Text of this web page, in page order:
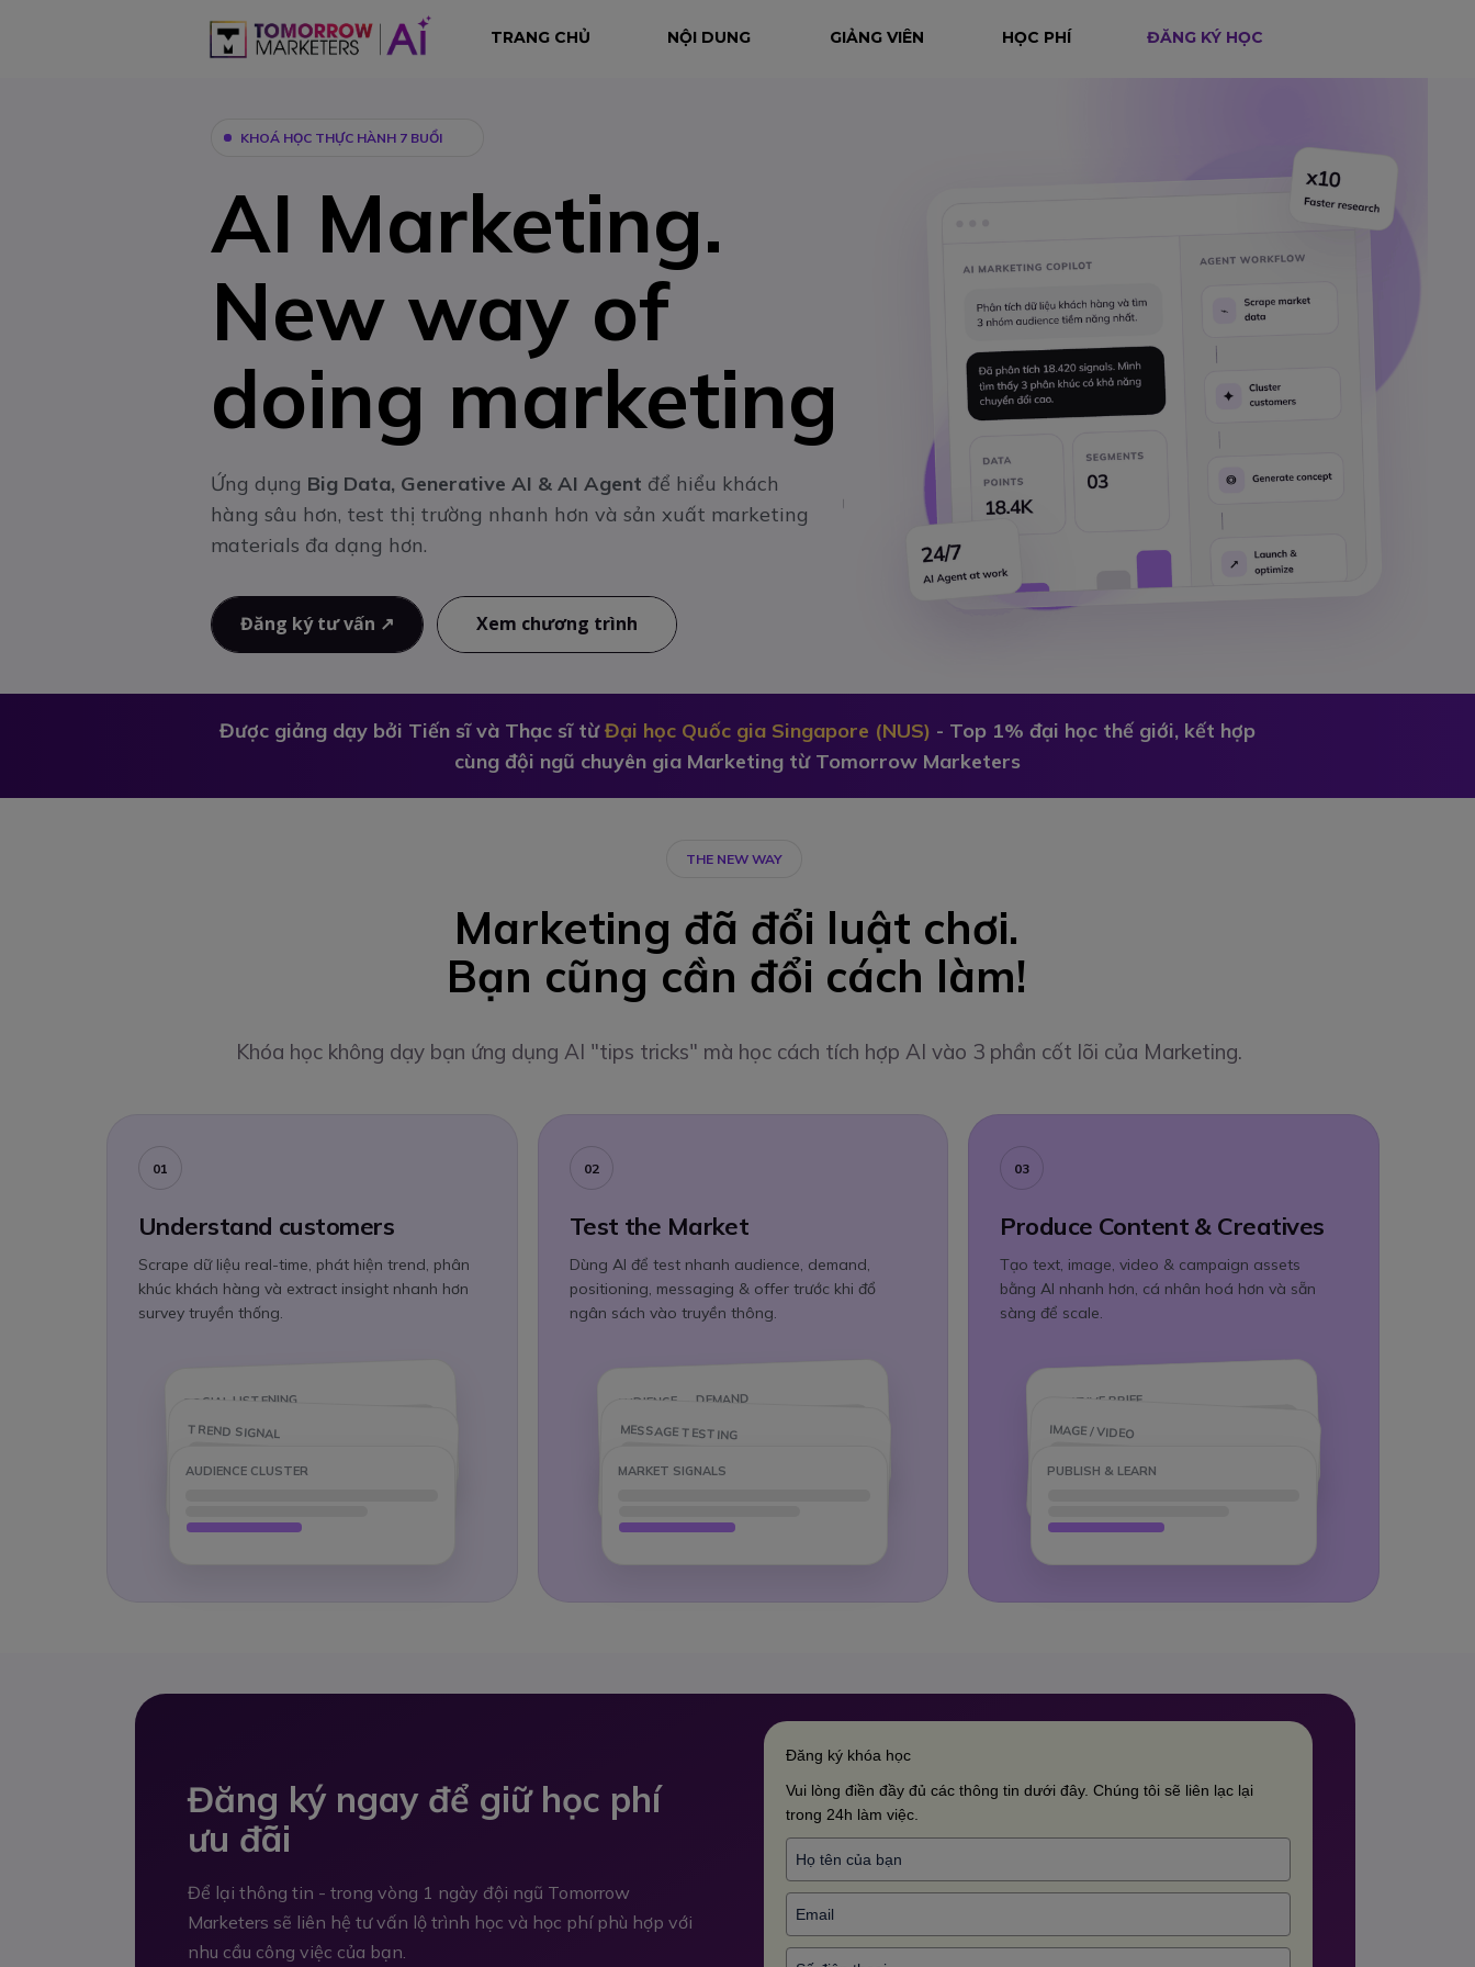
NỘI DUNG HỌC PHÍ ĐĂNG KÝ HỌC
TRANG CHỦ GIẢNG VIÊN
Đăng ký tư vấn ↗ Xem chương trình
KHOÁ HỌC THỰC HÀNH 7 BUỔI
Ứng dụng Big Data, Generative AI & AI Agent để hiểu khách
hàng sâu hơn, test thị trường nhanh hơn và sản xuất marketing
materials đa dạng hơn.
AI Marketing.
New way of
doing marketing
Được giảng dạy bởi Tiến sĩ và Thạc sĩ từĐại học Quốc gia Singapore (NUS) - Top 1% đại học thế giới, kết hợp
cùng đội ngũ chuyên gia Marketing từ Tomorrow Marketers
01
Understand customers
Scrape dữ liệu real-time, phát hiện trend, phân
khúc khách hàng và extract insight nhanh hơn
survey truyền thống.
SOCIAL LISTENING
TREND SIGNAL
AUDIENCE CLUSTER
02
Test the Market
Dùng AI để test nhanh audience, demand,
positioning, messaging & offer trước khi đổ
ngân sách vào truyền thông.
AUDIENCE → DEMAND
MESSAGE TESTING
MARKET SIGNALS
03
Produce Content & Creatives
Tạo text, image, video & campaign assets
bằng AI nhanh hơn, cá nhân hoá hơn và sẵn
sàng để scale.
CREATIVE BRIEF
IMAGE / VIDEO
PUBLISH & LEARN
THE NEW WAY
Khóa học không dạy bạn ứng dụng AI "tips tricks" mà học cách tích hợp AI vào 3 phần cốt lõi của Marketing.
Marketing đã đổi luật chơi.
Bạn cũng cần đổi cách làm!
Đăng ký ngay để giữ học phí
ưu đãi
Để lại thông tin - trong vòng 1 ngày đội ngũ Tomorrow
Marketers sẽ liên hệ tư vấn lộ trình học và học phí phù hợp với
nhu cầu công việc của bạn.
Đăng ký khóa học
Vui lòng điền đầy đủ các thông tin dưới đây. Chúng tôi sẽ liên lạc lại
trong 24h làm việc.